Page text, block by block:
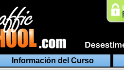
Información del Curso